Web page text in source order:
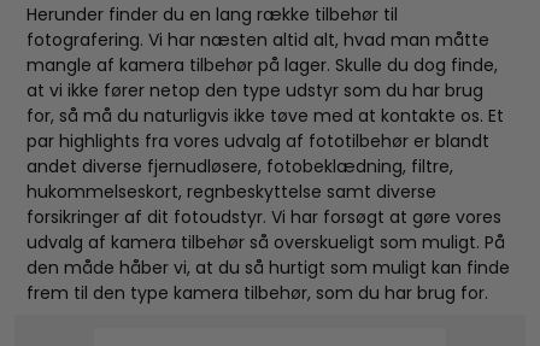
Herunder finder du en lang række tilbehør til
fotografering. Vi har næsten altid alt, hvad man måtte
mangle af kamera tilbehør på lager. Skulle du dog finde,
at vi ikke fører netop den type udstyr som du har brug
for, så må du naturligvis ikke tøve med at kontakte os. Et
par highlights fra vores udvalg af fototilbehør er blandt
andet diverse fjernudløsere, fotobeklædning, filtre,
hukommelseskort, regnbeskyttelse samt diverse
forsikringer af dit fotoudstyr. Vi har forsøgt at gøre vores
udvalg af kamera tilbehør så overskueligt som muligt. På
den måde håber vi, at du så hurtigt som muligt kan finde
frem til den type kamera tilbehør, som du har brug for.